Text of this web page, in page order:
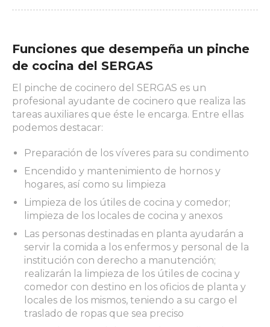
Funciones que desempeña un pinche
de cocina del SERGAS
El pinche de cocinero del SERGAS es un
profesional ayudante de cocinero que realiza las
tareas auxiliares que éste le encarga. Entre ellas
podemos destacar:
Preparación de los víveres para su condimento
Encendido y mantenimiento de hornos y
hogares, así como su limpieza
Limpieza de los útiles de cocina y comedor;
limpieza de los locales de cocina y anexos
Las personas destinadas en planta ayudarán a
servir la comida a los enfermos y personal de la
institución con derecho a manutención;
realizarán la limpieza de los útiles de cocina y
comedor con destino en los oficios de planta y
locales de los mismos, teniendo a su cargo el
traslado de ropas que sea preciso